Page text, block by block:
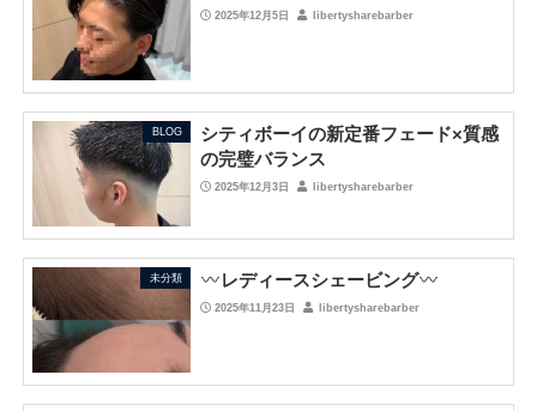
2025年12月5日 libertysharebarber
BLOG
シティボーイの新定番フェード×質感
の完璧バランス
2025年12月3日 libertysharebarber
未分類 レディースシェービング
2025年11月23日 libertysharebarber